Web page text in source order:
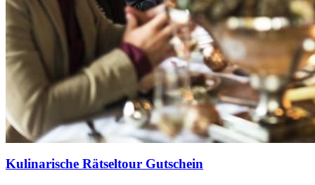
Kulinarische Rätseltour Gutschein